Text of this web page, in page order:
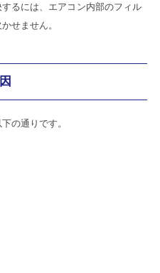
るには、エアコン内部のフィル
せません。
の通りです。